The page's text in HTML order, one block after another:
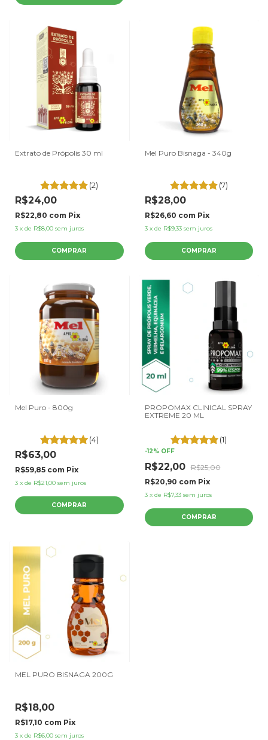
Extrato de Própolis 30 ml
(2)
R$24,00
R$22,80 com Pix
3 x de R$8,00 sem juros
Mel Puro Bisnaga - 340g
(7)
R$28,00
R$26,60 com Pix
3 x de R$9,33 sem juros
Mel Puro - 800g
(4)
R$63,00
R$59,85 com Pix
3 x de R$21,00 sem juros
PROPOMAX CLINICAL SPRAY
EXTREME 20 ML
(1)
-12% OFF
R$22,00 R$25,00
R$20,90 com Pix
3 x de R$7,33 sem juros
MEL PURO BISNAGA 200G
R$18,00
R$17,10 com Pix
3 x de R$6,00 sem juros